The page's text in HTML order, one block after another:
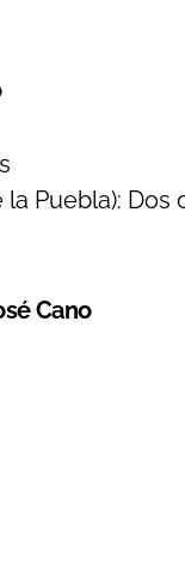
Puebla): Dos
Cano